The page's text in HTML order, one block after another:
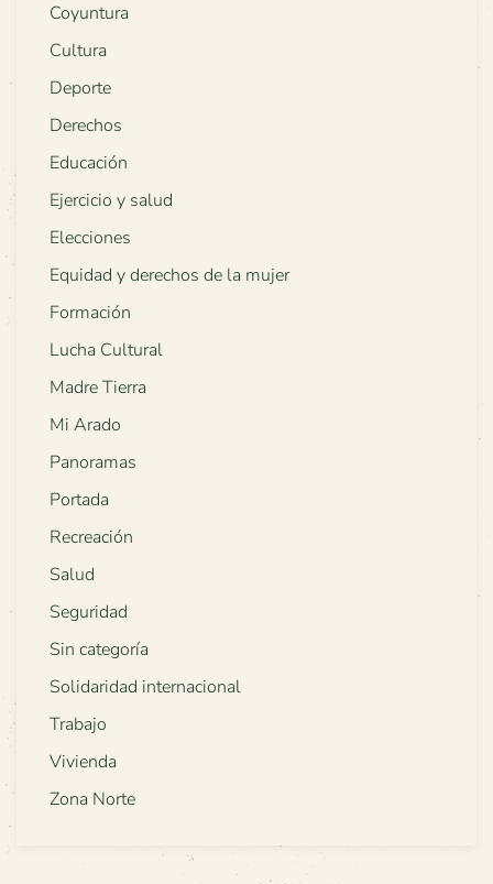
Coyuntura
Cultura
Deporte
Derechos
Educación
Ejercicio y salud
Elecciones
Equidad y derechos de la mujer
Formación
Lucha Cultural
Madre Tierra
Mi Arado
Panoramas
Portada
Recreación
Salud
Seguridad
Sin categoría
Solidaridad internacional
Trabajo
Vivienda
Zona Norte